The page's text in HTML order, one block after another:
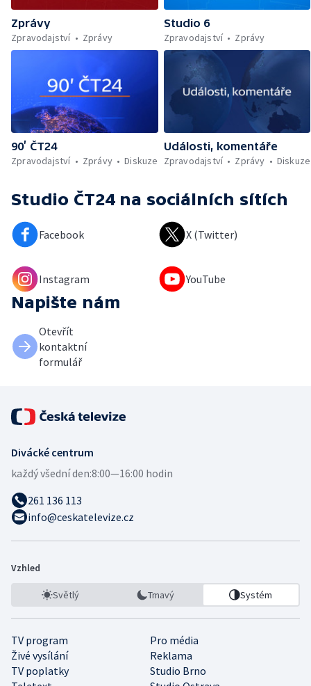
Zprávy
Zpravodajství
Zprávy
Studio 6
Zpravodajství
Zprávy
90’ ČT24
Zpravodajství
Zprávy Diskuze
Události, komentáře
Zpravodajství
Zprávy Diskuze
Studio ČT24 na sociálních sítích
Facebook X (Twitter)
Instagram YouTube
Napište nám
Otevřít
kontaktní
formulář
Divácké centrum
každý všední den:8:00—16:00 hodin
261 136 113
info@ceskatelevize.cz
Vzhled
Světlý Tmavý Systém
TV program
Pro média
Živé vysílání
Reklama
TV poplatky
Studio Brno